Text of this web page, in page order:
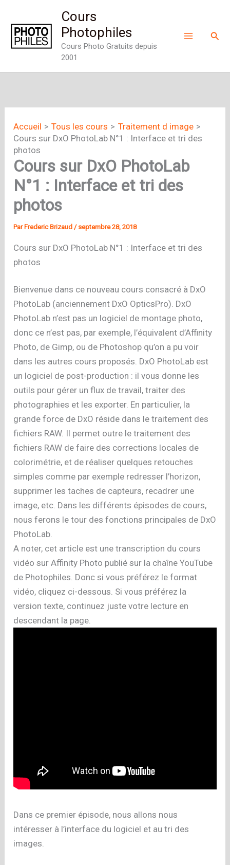
contenu
Cours
Photophiles
Cours Photo Gratuits depuis
2001
Accueil Tous les cours
Traitement d image
Cours sur DxO PhotoLab N°1 : Interface et tri des
photos
Cours sur DxO PhotoLab
N°1 : Interface et tri des
photos
ParFrederic Brizaud / septembre 28, 2018
Cours sur DxO PhotoLab N°1 : Interface et tri des
photos
Bienvenue dans ce nouveau cours consacré à DxO
PhotoLab (anciennement DxO OpticsPro). DxO
PhotoLab n’est pas un logiciel de montage photo,
donc ce n’est pas, par exemple, l’équivalent d’Affinity
Photo, de Gimp, ou de Photoshop qu’on a pu voir
dans les autres cours proposés. DxO PhotoLab est
un logiciel de post-production : il vous donne les
outils pour gérer un flux de travail, traiter des
photographies et les exporter. En particulier, la
grande force de DxO réside dans le traitement des
fichiers RAW. Il permet outre le traitement des
fichiers RAW de faire des corrections locales de
colorimétrie, et de réaliser quelques retouches
simples comme par exemple redresser l’horizon,
supprimer les taches de capteurs, recadrer une
image, etc. Dans les différents épisodes de cours,
nous ferons le tour des fonctions principales de DxO
PhotoLab.
A noter, cet article est une transcription du cours
vidéo sur Affinity Photo publié sur la chaîne YouTube
de Photophiles. Donc si vous préférez le format
vidéo, cliquez ci-dessous. Si vous préférez la
version texte, continuez juste votre lecture en
descendant la page.
Dans ce premier épisode, nous allons nous
intéresser à l’interface du logiciel et au tri des
images.